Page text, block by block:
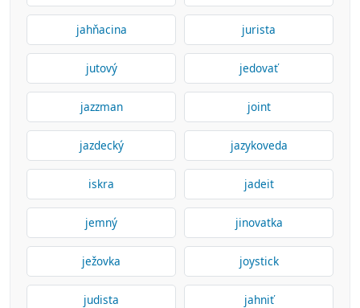
jahňacina jurista
jutový jedovať
jazzman joint
jazdecký jazykoveda
iskra jadeit
jemný jinovatka
ježovka joystick
judista jahniť